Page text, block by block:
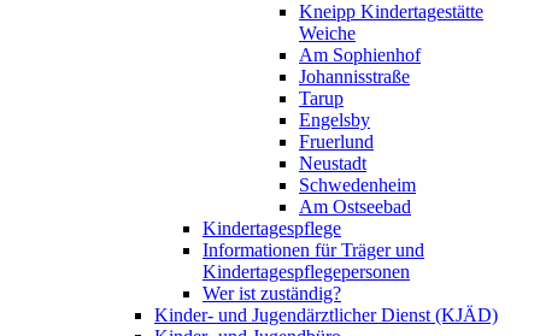
Kneipp Kindertagestätte
Weiche
Am Sophienhof
Johannisstraße
Tarup
Engelsby
Fruerlund
Neustadt
Schwedenheim
Am Ostseebad
Kindertagespflege
Informationen für Träger und
Kindertagespflegepersonen
Wer ist zuständig?
Kinder- und Jugendärztlicher Dienst (KJÄD)